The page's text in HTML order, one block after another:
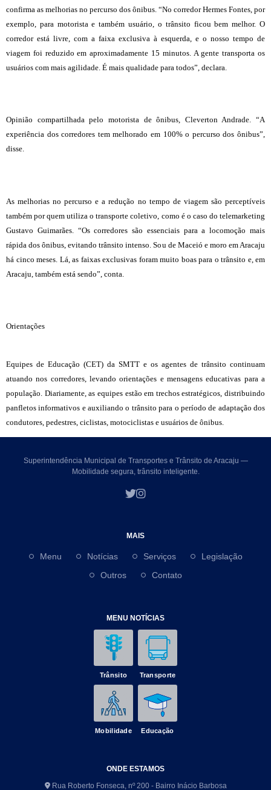
confirma as melhorias no percurso dos ônibus. “No corredor Hermes Fontes, por
exemplo, para motorista e também usuário, o trânsito ficou bem melhor. O
corredor está livre, com a faixa exclusiva à esquerda, e o nosso tempo de
viagem foi reduzido em aproximadamente 15 minutos. A gente transporta os
usuários com mais agilidade. É mais qualidade para todos”, declara.
Opinião compartilhada pelo motorista de ônibus, Cleverton Andrade. “A
experiência dos corredores tem melhorado em 100% o percurso dos ônibus”,
disse.
As melhorias no percurso e a redução no tempo de viagem são perceptíveis
também por quem utiliza o transporte coletivo, como é o caso do telemarketing
Gustavo Guimarães. “Os corredores são essenciais para a locomoção mais
rápida dos ônibus, evitando trânsito intenso. Sou de Maceió e moro em Aracaju
há cinco meses. Lá, as faixas exclusivas foram muito boas para o trânsito e, em
Aracaju, também está sendo”, conta.
Orientações
Equipes de Educação (CET) da SMTT e os agentes de trânsito continuam
atuando nos corredores, levando orientações e mensagens educativas para a
população. Diariamente, as equipes estão em trechos estratégicos, distribuindo
panfletos informativos e auxiliando o trânsito para o período de adaptação dos
condutores, pedestres, ciclistas, motociclistas e usuários de ônibus.
Superintendência Municipal de Transportes e Trânsito de Aracaju —
Mobilidade segura, trânsito inteligente.
MAIS
Menu Notícias Serviços
Legislação
Outros
Contato
MENU NOTÍCIAS
Trânsito Transporte
Mobilidade Educação
ONDE ESTAMOS
Rua Roberto Fonseca, nº 200 - Bairro Inácio Barbosa